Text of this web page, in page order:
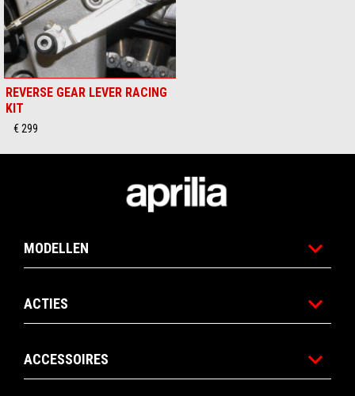
REVERSE GEAR LEVER RACING
KIT
€ 299
MODELLEN
ACTIES
ACCESSOIRES